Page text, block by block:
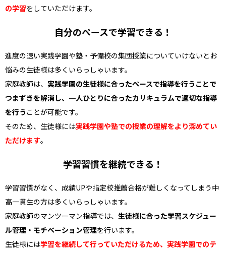
の学習をしていただけます。
自分のペースで学習できる！
進度の速い実践学園や塾・予備校の集団授業についていけないとお
悩みの生徒様は多くいらっしゃいます。
家庭教師は、 実践学園の生徒様に合ったペースで指導を行うことで
つまずきを解消し、一人ひとりに合ったカリキュラムで適切な指導
を行う ことが可能です。
そのため、生徒様には実践学園や塾での授業の理解をより深めてい
ただけます。
学習習慣を継続できる！
学習習慣がなく、成績UPや指定校推薦合格が難しくなってしまう中
高一貫生の方は多くいらっしゃいます。
家庭教師のマンツーマン指導では、 生徒様に合った学習スケジュー
ル管理・モチベーション管理を行います。
生徒様には学習を継続して行っていただけるため、実践学園でのテ